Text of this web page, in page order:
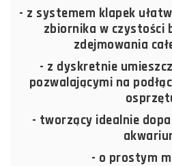
- z systemem klapek
zbiornika w czystości
zdejmowania
- z dyskretnie
pozwalającymi na
- tworzący idealnie
- o prostym